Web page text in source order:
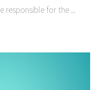
responsible for the